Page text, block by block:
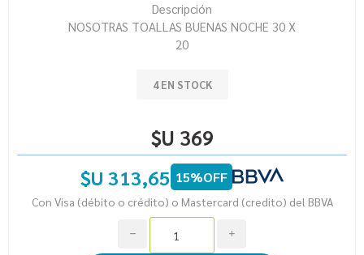
Descripción
NOSOTRAS TOALLAS BUENAS NOCHE 30 X
20
4 EN STOCK
$U 369
$U 313,65 15%OFF
Con Visa (débito o crédito) o Mastercard (credito) del BBVA
i
h